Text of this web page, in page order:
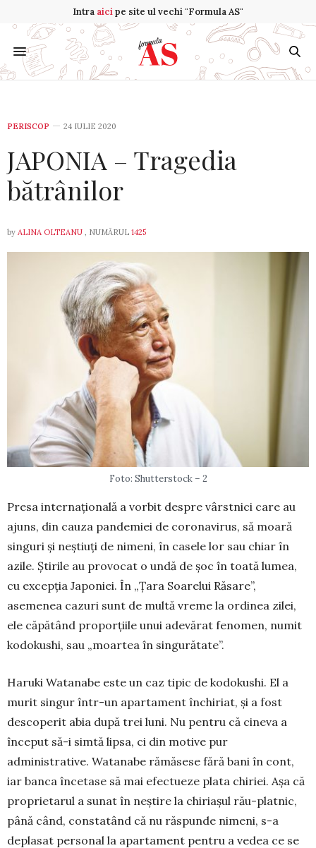
Intra aicipe site ul vechi "Formula AS"
PERISCOP 24 IULIE 2020
JAPONIA – Tragedia
bătrânilor
by ALINA OLTEANU , NUMĂRUL 1425
Foto: Shutterstock – 2
Presa internațională a vorbit despre vârst­nici care au
ajuns, din cauza pandemiei de coronavirus, să moară
singuri și neștiuți de nimeni, în casele lor sau chiar în
azile. Știrile au provocat o undă de șoc în toată lumea,
cu excepția Japoniei. În „Țara Soarelui Răsare”,
asemenea ca­zuri sunt de multă vreme la ordinea zilei,
ele căpătând proporțiile unui adevărat fenomen, numit
kodokushi, sau „moartea în singurătate”.
Haruki Watanabe este un caz tipic de kodo­kushi. El a
murit singur într-un apartament închi­riat, și a fost
descoperit abia după trei luni. Nu pentru că cineva a
început să-i simtă lipsa, ci din motive pur
administrative. Watanabe rămăsese fără bani în cont,
iar banca încetase să mai efectueze plata chiriei. Așa că
proprietarul a sunat în neștire la chiriașul rău-platnic,
până când, constatând că nu răspunde nimeni, s-a
deplasat personal la apartament pentru a vedea ce se